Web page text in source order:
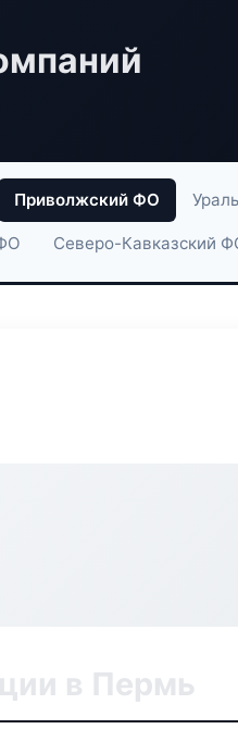
Приволжский ФО
Северо-Кавказский
в Пермь